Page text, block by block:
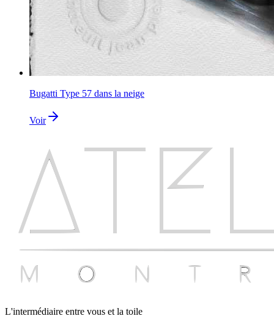
Bugatti Type 57 dans la neige
Voir
L'intermédiaire entre vous et la toile